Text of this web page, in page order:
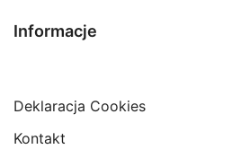
Informacje
Deklaracja Cookies
Kontakt